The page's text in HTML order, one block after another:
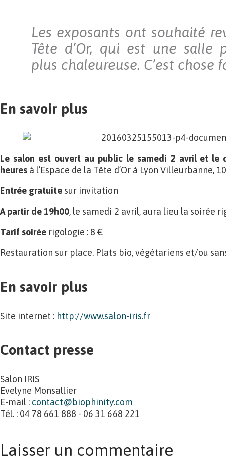
Les exposants ont souhaité
Tête d’Or, qui est une salle
plus chaleureuse. C’est chose
En savoir plus
Le salon est ouvert au public le samedi 2 avril et le
heures à l’Espace de la Tête d’Or à Lyon Villeurbanne,
Entrée gratuite sur invitation
A partir de 19h00, le samedi 2 avril, aura lieu la soirée
Tarif soirée rigologie : 8 €
Restauration sur place. Plats bio, végétariens et/ou
En savoir plus
Site internet : http://www.salon-iris.fr
Contact presse
Salon IRIS
Evelyne Monsallier
E-mail : contact@biophinity.com
Tél. : 04 78 661 888 - 06 31 668 221
Laisser un commentaire